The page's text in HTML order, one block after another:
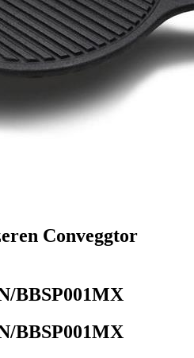
Conveggtor
BBSP001MX
BBSP001MX